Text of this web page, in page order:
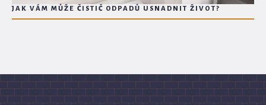
JAK VÁM MŮŽE ČISTIČ ODPADŮ USNADNIT ŽIVOT?